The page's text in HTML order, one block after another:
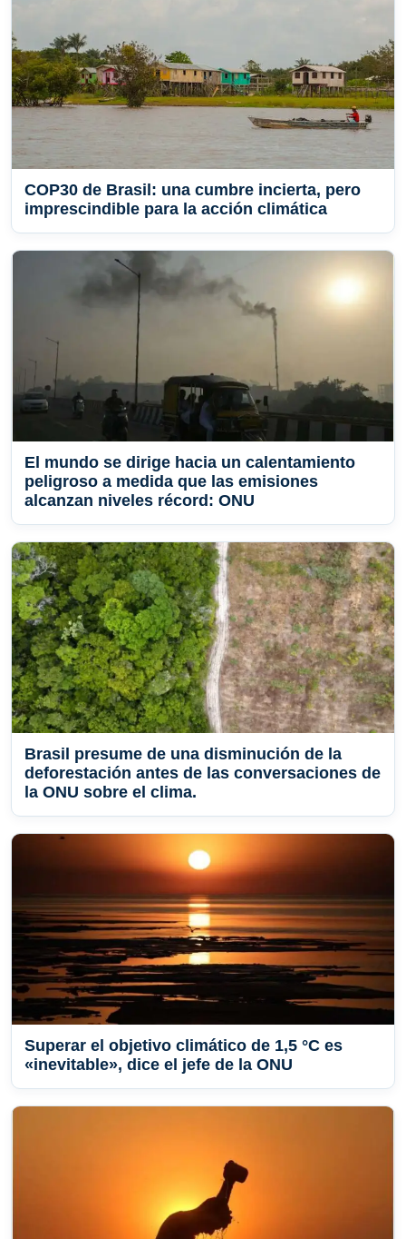
COP30 de Brasil: una cumbre incierta, pero
imprescindible para la acción climática
El mundo se dirige hacia un calentamiento
peligroso a medida que las emisiones
alcanzan niveles récord: ONU
Brasil presume de una disminución de la
deforestación antes de las conversaciones de
la ONU sobre el clima.
Superar el objetivo climático de 1,5 °C es
«inevitable», dice el jefe de la ONU